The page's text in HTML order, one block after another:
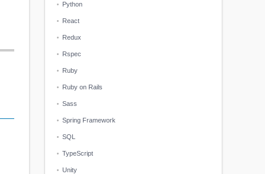
Python
React
Redux
Rspec
Ruby
Ruby on Rails
Sass
Spring Framework
SQL
TypeScript
Unity